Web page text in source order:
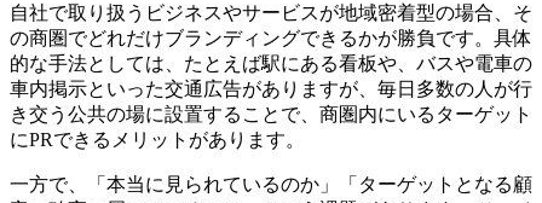
自社で取り扱うビジネスやサービスが地域密着型の場合、そ
の商圏でどれだけブランディングできるかが勝負です。具体
的な手法としては、たとえば駅にある看板や、バスや電車の
車内掲示といった交通広告がありますが、毎日多数の人が行
き交う公共の場に設置することで、商圏内にいるターゲット
にPRできるメリットがあります。
一方で、「本当に見られているのか」「ターゲットとなる顧